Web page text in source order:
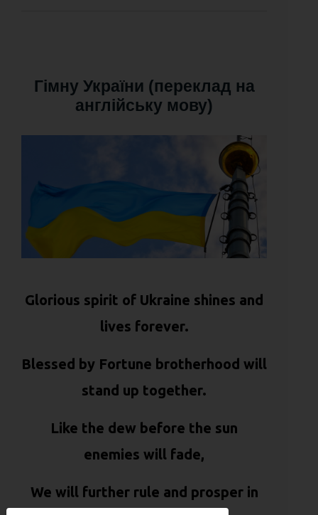
Гімну України (переклад на
англійську мову)
Glorious spirit of Ukraine shines and
lives forever.
Blessed by Fortune brotherhood will
stand up together.
Like the dew before the sun
enemies will fade,
We will further rule and prosper in